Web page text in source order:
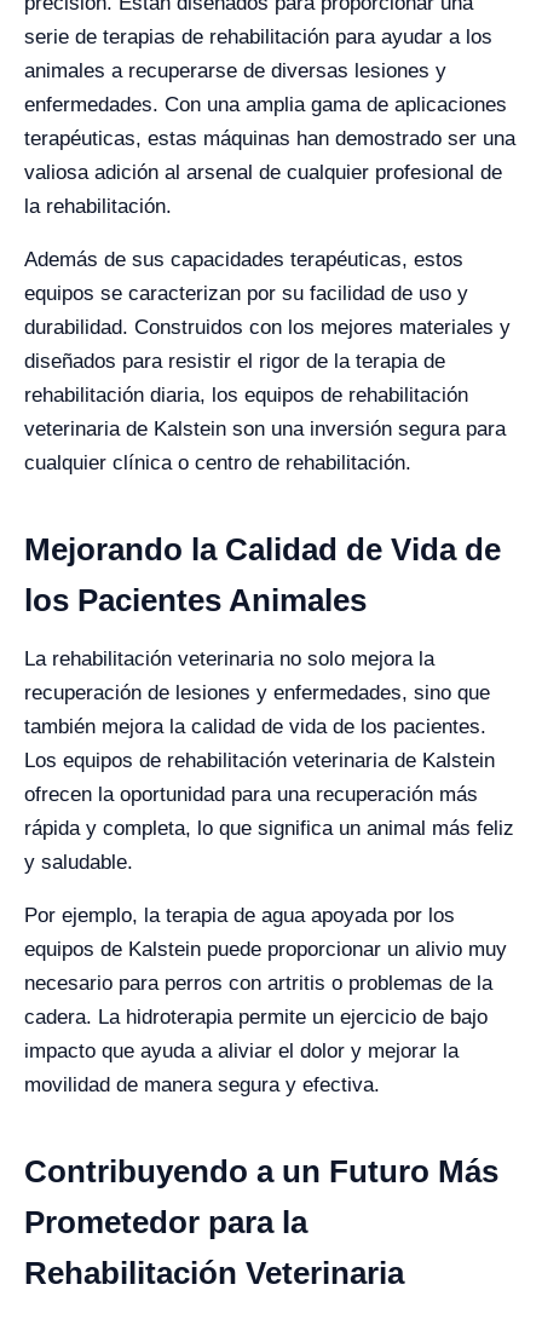
serie de terapias de rehabilitación para ayudar a los
animales a recuperarse de diversas lesiones y
enfermedades. Con una amplia gama de aplicaciones
terapéuticas, estas máquinas han demostrado ser una
valiosa adición al arsenal de cualquier profesional de
la rehabilitación.
Además de sus capacidades terapéuticas, estos
equipos se caracterizan por su facilidad de uso y
durabilidad. Construidos con los mejores materiales y
diseñados para resistir el rigor de la terapia de
rehabilitación diaria, los equipos de rehabilitación
veterinaria de Kalstein son una inversión segura para
cualquier clínica o centro de rehabilitación.
Mejorando la Calidad de Vida de
los Pacientes Animales
La rehabilitación veterinaria no solo mejora la
recuperación de lesiones y enfermedades, sino que
también mejora la calidad de vida de los pacientes.
Los equipos de rehabilitación veterinaria de Kalstein
ofrecen la oportunidad para una recuperación más
rápida y completa, lo que significa un animal más feliz
y saludable.
Por ejemplo, la terapia de agua apoyada por los
equipos de Kalstein puede proporcionar un alivio muy
necesario para perros con artritis o problemas de la
cadera. La hidroterapia permite un ejercicio de bajo
impacto que ayuda a aliviar el dolor y mejorar la
movilidad de manera segura y efectiva.
Contribuyendo a un Futuro Más
Prometedor para la
Rehabilitación Veterinaria